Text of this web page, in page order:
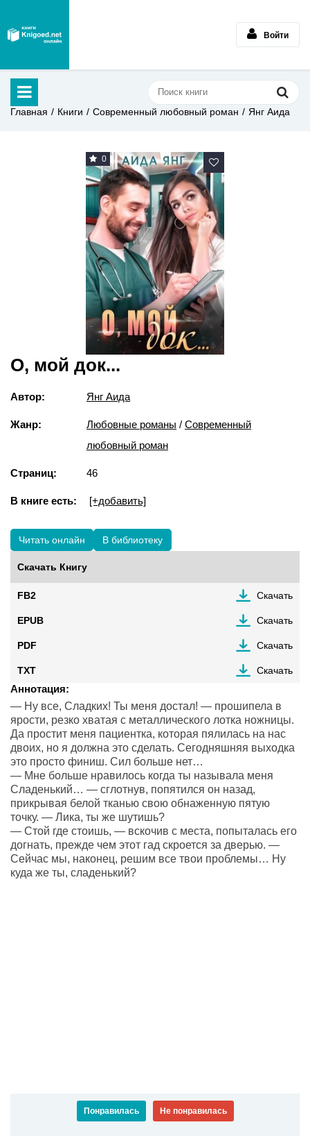
Войти
Главная Книги Современный любовный роман Янг Аида
0
О, мой док...
Автор: Янг Аида
Жанр: Любовные романы / Современный
любовный роман
Страниц: 46
В книге есть: [+добавить]
Читать онлайн В библиотеку
Скачать Книгу
FB2 Скачать
EPUB Скачать
PDF Скачать
TXT Скачать
Аннотация:
— Ну все, Сладких! Ты меня достал! — прошипела в
ярости, резко хватая с металлического лотка ножницы.
Да простит меня пациентка, которая пялилась на нас
двоих, но я должна это сделать. Сегодняшняя выходка
это просто финиш. Сил больше нет…
— Мне больше нравилось когда ты называла меня
Сладенький… — сглотнув, попятился он назад,
прикрывая белой тканью свою обнаженную пятую
точку. — Лика, ты же шутишь?
— Стой где стоишь, — вскочив с места, попыталась его
догнать, прежде чем этот гад скроется за дверью. —
Сейчас мы, наконец, решим все твои проблемы… Ну
куда же ты, сладенький?
Понравилась Не понравилась